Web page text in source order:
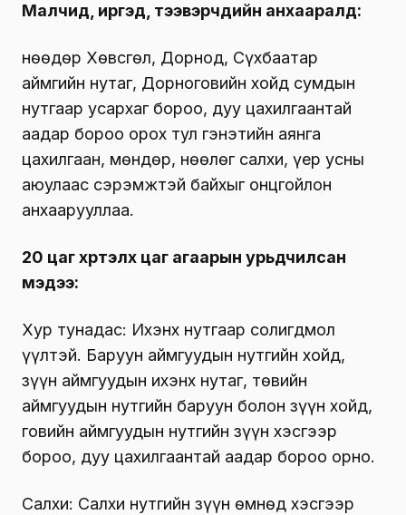
Малчид, иргэд, тээвэрчдийн анхааралд:
Өнөөдөр Хөвсгөл, Дорнод, Сүхбаатар
аймгийн нутаг, Дорноговийн хойд сумдын
нутгаар усархаг бороо, дуу цахилгаантай
аадар бороо орох тул гэнэтийн аянга
цахилгаан, мөндөр, нөөлөг салхи, үер усны
аюулаас сэрэмжтэй байхыг онцгойлон
анхаарууллаа.
20 цаг хүртэлх цаг агаарын урьдчилсан
мэдээ:
Хур тунадас: Ихэнх нутгаар солигдмол
үүлтэй. Баруун аймгуудын нутгийн хойд,
зүүн аймгуудын ихэнх нутаг, төвийн
аймгуудын нутгийн баруун болон зүүн хойд,
говийн аймгуудын нутгийн зүүн хэсгээр
бороо, дуу цахилгаантай аадар бороо орно.
Салхи: Салхи нутгийн зүүн өмнөд хэсгээр